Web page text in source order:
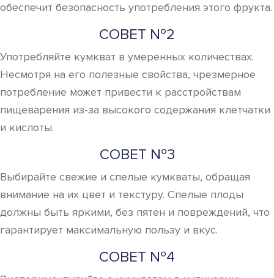
обеспечит безопасность употребления этого фрукта.
СОВЕТ №2
Употребляйте кумкват в умеренных количествах.
Несмотря на его полезные свойства, чрезмерное
потребление может привести к расстройствам
пищеварения из-за высокого содержания клетчатки
и кислоты.
СОВЕТ №3
Выбирайте свежие и спелые кумкваты, обращая
внимание на их цвет и текстуру. Спелые плоды
должны быть яркими, без пятен и повреждений, что
гарантирует максимальную пользу и вкус.
СОВЕТ №4